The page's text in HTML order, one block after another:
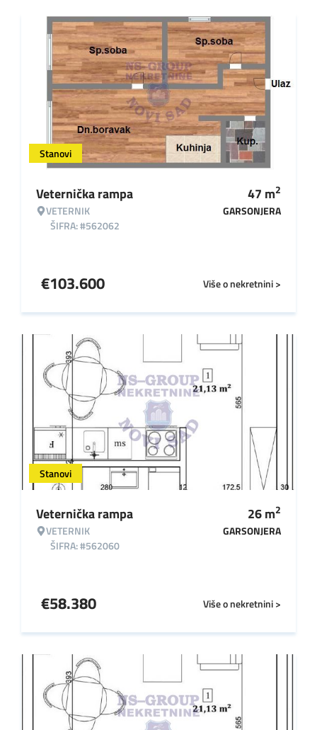
Stanovi
Veternička rampa
VETERNIK
ŠIFRA: #562062
47 m2
GARSONJERA
Više o nekretnini >
€103.600
Stanovi
Veternička rampa
VETERNIK
ŠIFRA: #562060
26m2
GARSONJERA
Više o nekretnini >
€58.380